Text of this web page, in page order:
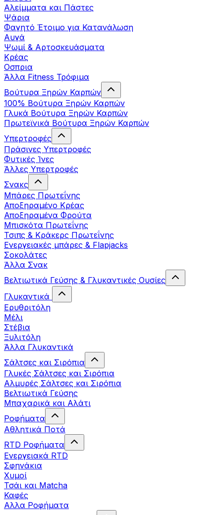
Αλείμματα και Πάστες
Ψάρια
Φαγητό Έτοιμο για Κατανάλωση
Αυγά
Ψωμί & Αρτοσκευάσματα
Κρέας
Οσπρια
Άλλα Fitness Τρόφιμα
Βούτυρα Ξηρών Καρπών
100% Βούτυρα Ξηρών Καρπών
Γλυκά Βούτυρα Ξηρών Καρπών
Πρωτεϊνικά Βούτυρα Ξηρών Καρπών
Υπερτροφές
Πράσινες Υπερτροφές
Φυτικές Ίνες
Άλλες Υπερτροφές
Σνακς
Μπάρες Πρωτεΐνης
Αποξηραμένο Κρέας
Αποξηραμένα Φρούτα
Μπισκότα Πρωτεΐνης
Τσιπς & Kράκερς Πρωτεΐνης
Ενεργειακές μπάρες & Flapjacks
Σοκολάτες
Άλλα Σνακ
Βελτιωτικά Γεύσης & Γλυκαντικές Ουσίες
Γλυκαντικά
Ερυθριτόλη
Μέλι
Στέβια
Ξυλιτόλη
Άλλα Γλυκαντικά
Σάλτσες και Σιρόπια
Γλυκές Σάλτσες και Σιρόπια
Αλμυρές Σάλτσες και Σιρόπια
Bελτιωτικά Γεύσης
Μπαχαρικά και Αλάτι
Ροφήματα
Αθλητικά Ποτά
RTD Ροφήματα
Ενεργειακά RTD
Σφηνάκια
Χυμοί
Τσάι και Matcha
Καφές
Αλλα Ροφήματα